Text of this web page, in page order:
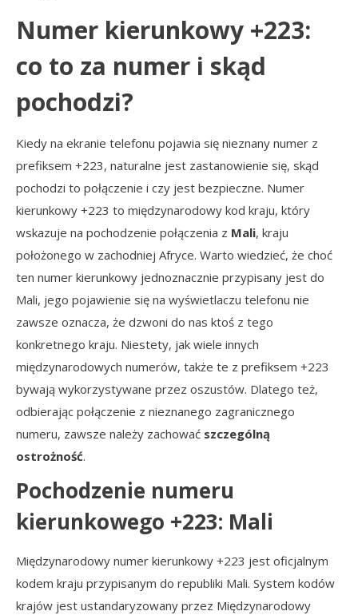
Numer kierunkowy +223:
co to za numer i skąd
pochodzi?
Kiedy na ekranie telefonu pojawia się nieznany numer z
prefiksem +223, naturalne jest zastanowienie się, skąd
pochodzi to połączenie i czy jest bezpieczne. Numer
kierunkowy +223 to międzynarodowy kod kraju, który
wskazuje na pochodzenie połączenia z Mali, kraju
położonego w zachodniej Afryce. Warto wiedzieć, że choć
ten numer kierunkowy jednoznacznie przypisany jest do
Mali, jego pojawienie się na wyświetlaczu telefonu nie
zawsze oznacza, że dzwoni do nas ktoś z tego
konkretnego kraju. Niestety, jak wiele innych
międzynarodowych numerów, także te z prefiksem +223
bywają wykorzystywane przez oszustów. Dlatego też,
odbierając połączenie z nieznanego zagranicznego
numeru, zawsze należy zachować szczególną
ostrożność.
Pochodzenie numeru
kierunkowego +223: Mali
Międzynarodowy numer kierunkowy +223 jest oficjalnym
kodem kraju przypisanym do republiki Mali. System kodów
krajów jest ustandaryzowany przez Międzynarodowy